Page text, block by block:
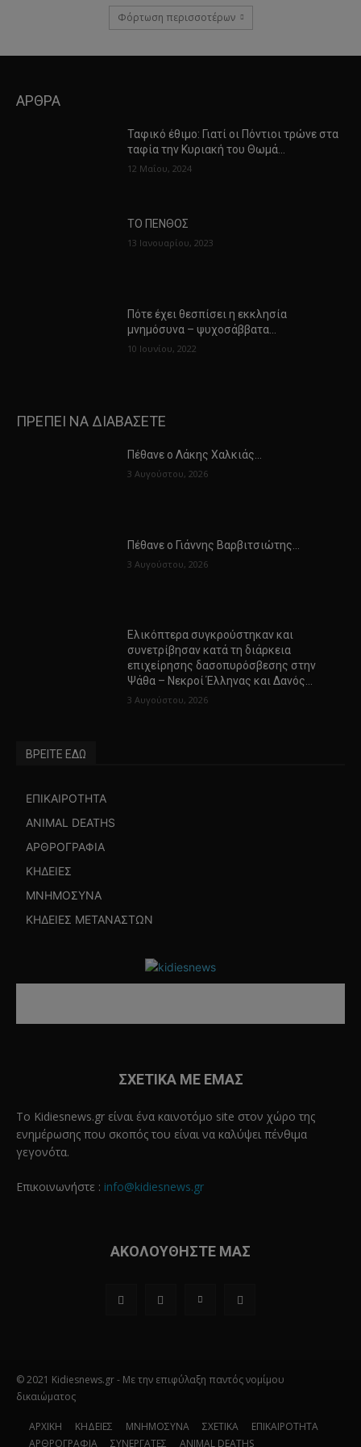
Φόρτωση περισσοτέρων
ΑΡΘΡΑ
Ταφικό έθιμο: Γιατί οι Πόντιοι τρώνε στα
ταφία την Κυριακή του Θωμά…
12 Μαΐου, 2024
ΤΟ ΠΕΝΘΟΣ
13 Ιανουαρίου, 2023
Πότε έχει θεσπίσει η εκκλησία
μνημόσυνα – ψυχοσάββατα…
10 Ιουνίου, 2022
ΠΡΕΠΕΙ ΝΑ ΔΙΑΒΑΣΕΤΕ
Πέθανε ο Λάκης Χαλκιάς…
3 Αυγούστου, 2026
Πέθανε ο Γιάννης Βαρβιτσιώτης…
3 Αυγούστου, 2026
Ελικόπτερα συγκρούστηκαν και
συνετρίβησαν κατά τη διάρκεια
επιχείρησης δασοπυρόσβεσης στην
Ψάθα – Νεκροί Έλληνας και Δανός…
3 Αυγούστου, 2026
ΒΡΕΙΤΕ ΕΔΩ
ΕΠΙΚΑΙΡΟΤΗΤΑ
ANIMAL DEATHS
ΑΡΘΡΟΓΡΑΦΙΑ
ΚΗΔΕΙΕΣ
ΜΝΗΜΟΣΥΝΑ
ΚΗΔΕΙΕΣ ΜΕΤΑΝΑΣΤΩΝ
ΣΧΕΤΙΚΑ ΜΕ ΕΜΑΣ
Το Kidiesnews.gr είναι ένα καινοτόμο site στον χώρο της
ενημέρωσης που σκοπός του είναι να καλύψει πένθιμα
γεγονότα.
Επικοινωνήστε : info@kidiesnews.gr
ΑΚΟΛΟΥΘΗΣΤΕ ΜΑΣ
© 2021 Kidiesnews.gr - Με την επιφύλαξη παντός νομίμου
δικαιώματος
ΑΡΧΙΚΗ ΚΗΔΕΙΕΣ ΜΝΗΜΟΣΥΝΑ ΣΧΕΤΙΚΑ
ΕΠΙΚΑΙΡΟΤΗΤΑ
ΑΡΘΡΟΓΡΑΦΙΑ
ΣΥΝΕΡΓΑΤΕΣ ANIMAL DEATHS